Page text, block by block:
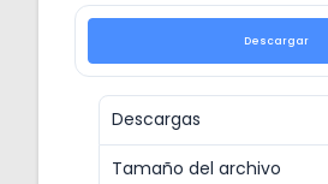
Descargar
Descargas
Tamaño del archivo